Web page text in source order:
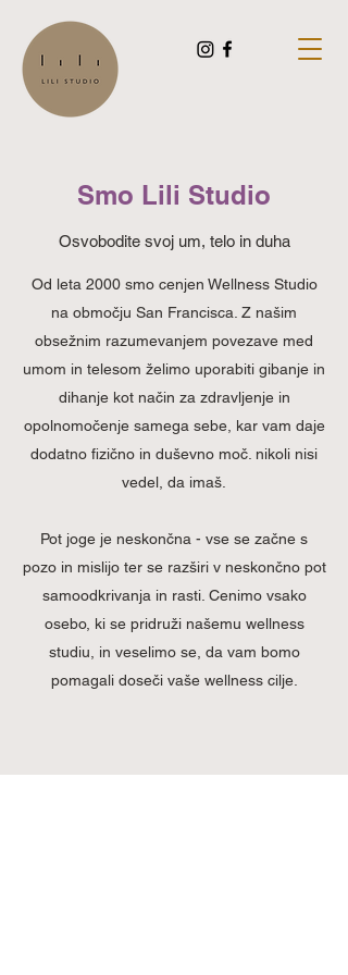
Smo Lili Studio
Osvobodite svoj um, telo in duha
Od leta 2000 smo cenjen Wellness Studio
na območju San Francisca. Z našim
obsežnim razumevanjem povezave med
umom in telesom želimo uporabiti gibanje in
dihanje kot način za zdravljenje in
opolnomočenje samega sebe, kar vam daje
dodatno fizično in duševno moč. nikoli nisi
vedel, da imaš.
Pot joge je neskončna - vse se začne s
pozo in mislijo ter se razširi v neskončno pot
samoodkrivanja in rasti. Cenimo vsako
osebo, ki se pridruži našemu wellness
studiu, in veselimo se, da vam bomo
pomagali doseči vaše wellness cilje.